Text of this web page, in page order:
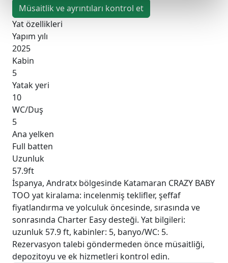
Müsaitlik ve ayrıntıları kontrol et
Yat özellikleri
Yapım yılı
2025
Kabin
5
Yatak yeri
10
WC/Duş
5
Ana yelken
Full batten
Uzunluk
57.9ft
İspanya, Andratx bölgesinde Katamaran CRAZY BABY
TOO yat kiralama: incelenmiş teklifler, şeffaf
fiyatlandırma ve yolculuk öncesinde, sırasında ve
sonrasında Charter Easy desteği. Yat bilgileri:
uzunluk 57.9 ft, kabinler: 5, banyo/WC: 5.
Rezervasyon talebi göndermeden önce müsaitliği,
depozitoyu ve ek hizmetleri kontrol edin.